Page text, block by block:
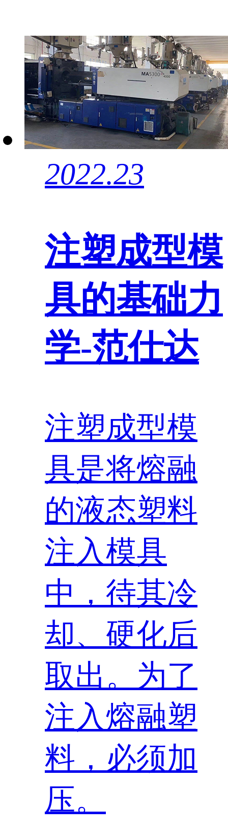
2022.23
注塑成型模
具的基础力
学-范仕达
注塑成型模
具是将熔融
的液态塑料
注入模具
中，待其冷
却、硬化后
取出。为了
注入熔融塑
料，必须加
压。